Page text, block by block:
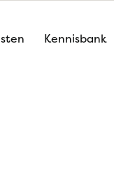
Kennisbank